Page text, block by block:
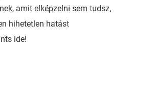
amit elképzelni sem tudsz,
hihetetlen hatást
ide!